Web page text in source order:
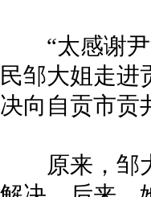
“太感谢尹
民邹大姐走进
决向自贡市贡
原来，邹大